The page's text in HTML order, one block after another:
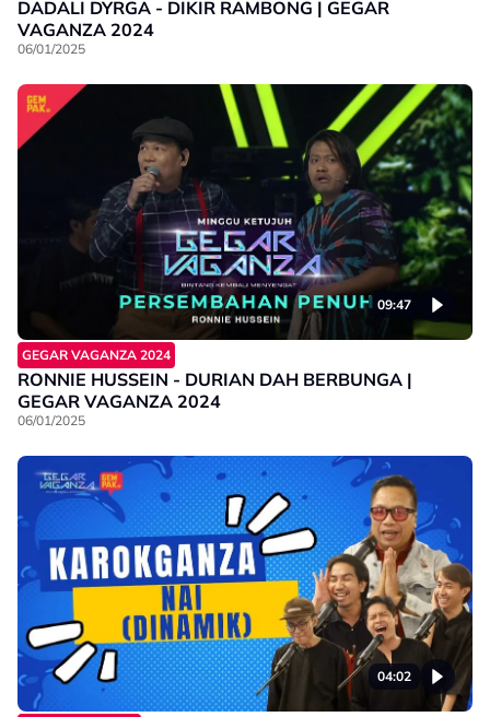
DADALI DYRGA - DIKIR RAMBONG | GEGAR
VAGANZA 2024
06/01/2025
09:47
GEGAR VAGANZA 2024
RONNIE HUSSEIN - DURIAN DAH BERBUNGA |
GEGAR VAGANZA 2024
06/01/2025
04:02